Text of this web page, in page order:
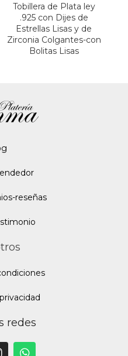
Tobillera de Plata ley
.925 con Dijes de
Estrellas Lisas y de
Zirconia Colgantes-con
Bolitas Lisas
g
reseñas
redes